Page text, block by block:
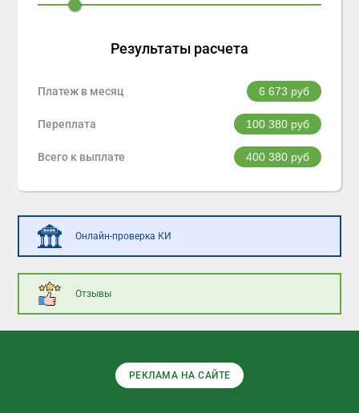
Результаты расчета
Платеж в месяц 6 673 руб
Переплата 100 380руб
Всего к выплате 400 380руб
Онлайн-проверка КИ
Отзывы
РЕКЛАМА НА САЙТЕ